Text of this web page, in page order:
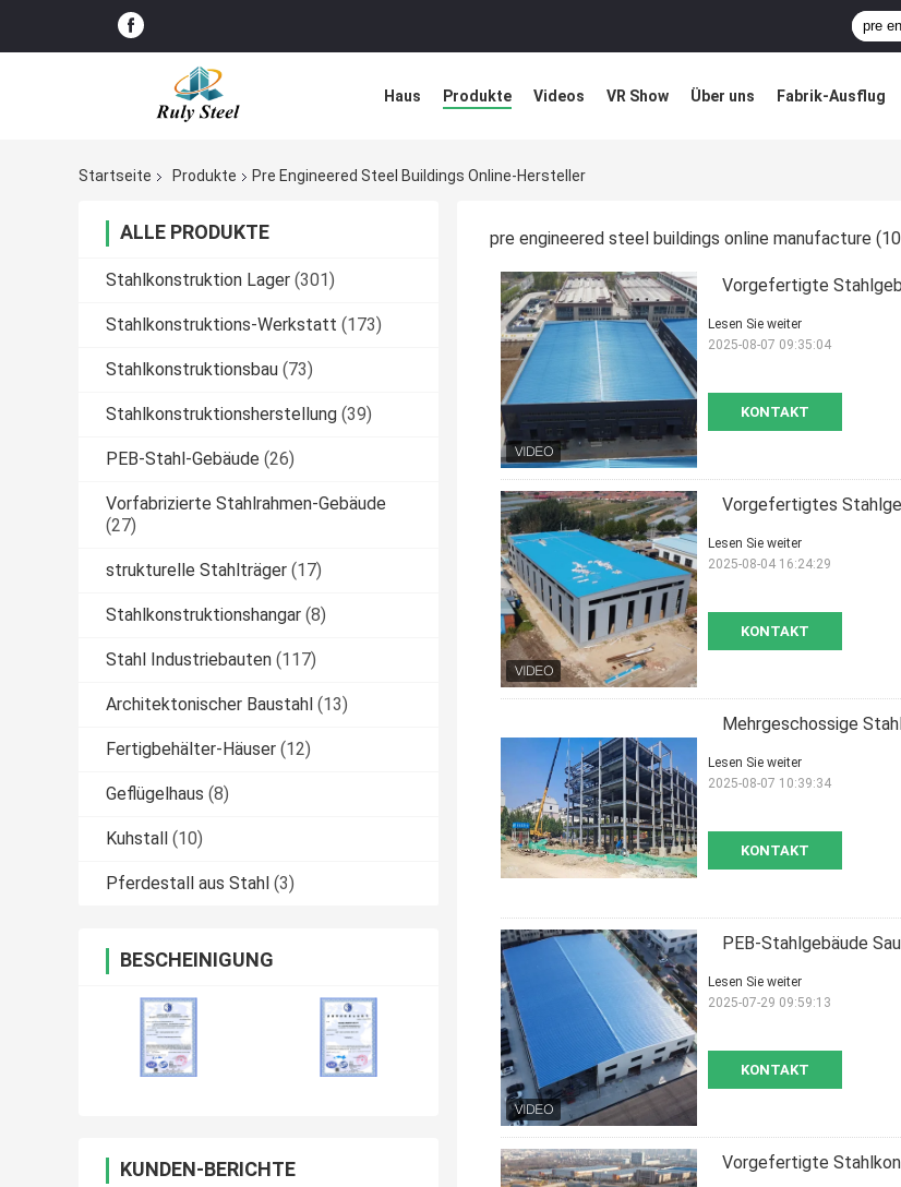
Haus Produkte Videos VR Show Über uns Fabrik-Ausflug
Startseite
Produkte Pre Engineered Steel Buildings Online-Hersteller
ALLE PRODUKTE
Stahlkonstruktion Lager (301)
Stahlkonstruktions-Werkstatt (173)
Stahlkonstruktionsbau (73)
Stahlkonstruktionsherstellung (39)
PEB-Stahl-Gebäude (26)
Vorfabrizierte Stahlrahmen-Gebäude
(27)
strukturelle Stahlträger (17)
Stahlkonstruktionshangar (8)
Stahl Industriebauten (117)
Architektonischer Baustahl (13)
Fertigbehälter-Häuser (12)
Geflügelhaus (8)
Kuhstall (10)
Pferdestall aus Stahl (3)
BESCHEINIGUNG
KUNDEN-BERICHTE
pre engineered steel buildings online manufacture
Vorgefertigte
KONTAKT
Lesen Sie weiter
2025-08-07 09:35:04
Vorgefertigtes
KONTAKT
Lesen Sie weiter
2025-08-04 16:24:29
Mehrgeschossige
KONTAKT
Lesen Sie weiter
2025-08-07 10:39:34
PEB-Stahlgebäude
KONTAKT
Lesen Sie weiter
2025-07-29 09:59:13
Vorgefertigte